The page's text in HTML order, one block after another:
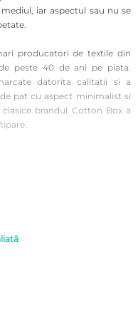
iar aspectul sau nu se
producatori de textile din
peste 40 de ani pe piata.
datorita calitatii si a
pat cu aspect minimalist si
brandul Cotton Box a
utilizare pentru o igiena